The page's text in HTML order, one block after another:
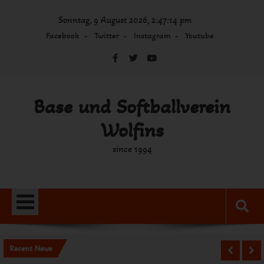
Sonntag, 9 August 2026, 2:47:14 pm
Facebook Twitter Instagram Youtube
Base und Softballverein
Wolfins
since 1994
Recent News